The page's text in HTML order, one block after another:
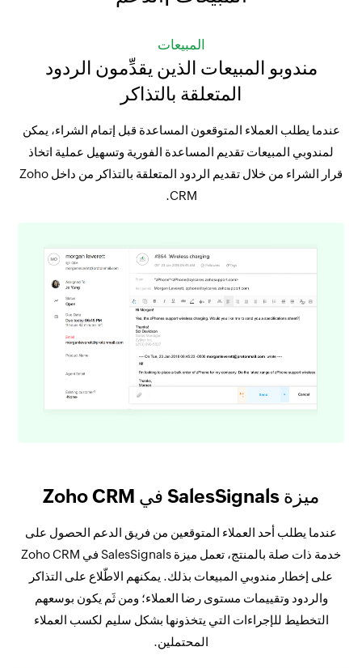
المبيعات
مندوبو المبيعات الذين يقدِّمون الردود
المتعلقة بالتذاكر
عندما يطلب العملاء المتوقعون المساعدة قبل إتمام الشراء، يمكن
لمندوبي المبيعات تقديم المساعدة الفورية وتسهيل عملية اتخاذ
قرار الشراء من خلال تقديم الردود المتعلقة بالتذاكر من داخل Zoho
CRM.
ميزة SalesSignals في Zoho CRM
عندما يطلب أحد العملاء المتوقعين من فريق الدعم الحصول على
خدمة ذات صلة بالمنتج، تعمل ميزة SalesSignals في Zoho CRM
على إخطار مندوبي المبيعات بذلك. يمكنهم الاطّلاع على التذاكر
والردود وتقييمات مستوى رضا العملاء؛ ومن ثَم يكون بوسعهم
التخطيط للإجراءات التي يتخذونها بشكل سليم لكسب العملاء
المحتملين.